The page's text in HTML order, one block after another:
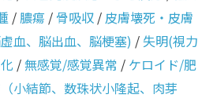
/膿瘍 / 骨吸収 / 皮膚壊死・皮膚
血、脳出血、脳梗塞) /失明(視力
/無感覚/感覚異常 / ケロイド/肥
小結節、数珠状小隆起、肉芽